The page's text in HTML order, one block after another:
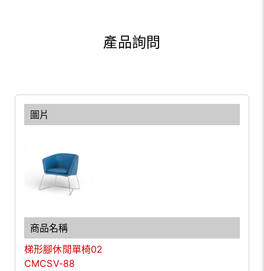
產品詢問
梯形腳休閒單椅02
CMCSV-88